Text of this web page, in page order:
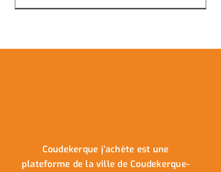
Coudekerque j’achète est une
plateforme de la ville de Coudekerque-